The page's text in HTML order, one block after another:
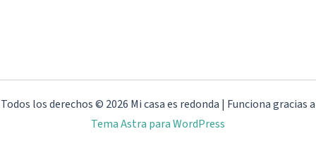
Todos los derechos © 2026 Mi casa es redonda | Funciona gracias a
Tema Astra para WordPress